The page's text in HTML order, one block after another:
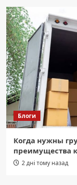
Блоги
Когда нужны
преимущества
2 дні тому назад